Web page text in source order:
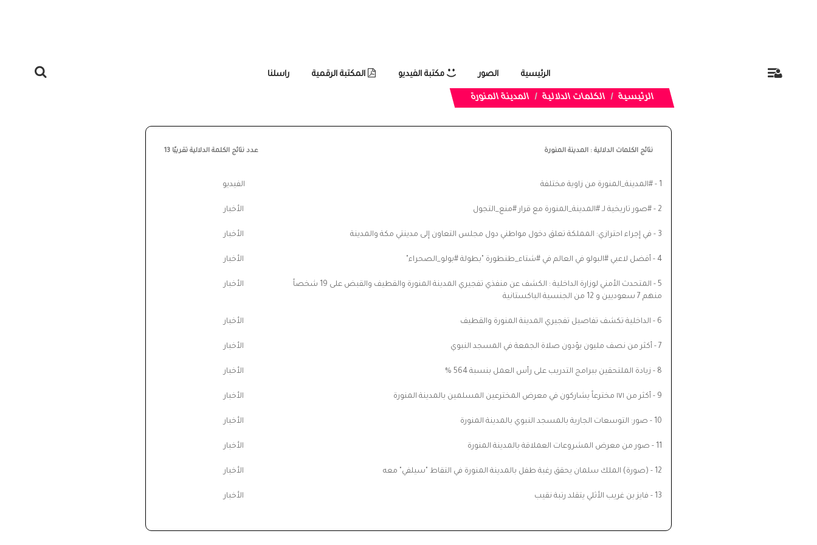
الرئيسية الصور مكتبة الفيديو المكتبة الرقمية راسلنا
الرئيسية الكلمات الدلالية المدينة المنورة
نتائج الكلمات الدلالية : المدينة المنورة عدد نتائج الكلمة الدلالية تقريبًا 13
1 - #المدينة_المنورة من زاوية مختلفة الفيديو
2 - #صور تاريخية لـ #المدينة_المنورة مع قرار #منع_التجول الأخبار
3 - في إجراء احترازي: المملكة تعلق دخول مواطني دول مجلس التعاون إلى مدينتي مكة والمدينة الأخبار
4 - أفضل لاعبي #البولو في العالم في #شتاء_طنطورة "بطولة #بولو_الصحراء" الأخبار
5 -
المتحدث الأمني لوزارة الداخلية : الكشف عن منفذي تفجيري المدينة المنورة والقطيف والقبض على 19 شخصاً
منهم 7 سعوديين و 12 من الجنسية الباكستانية
الأخبار
6 - الداخلية تكشف تفاصيل تفجيري المدينة المنورة والقطيف الأخبار
7 - أكثر من نصف مليون يؤدون صلاة الجمعة في المسجد النبوي الأخبار
8 - زيادة الملتحقين ببرامج التدريب على رأس العمل بنسبة 564 % الأخبار
9 - أكثر من ١٧١ مخترعاً يشاركون في معرض المخترعين المسلمين بالمدينة المنورة الأخبار
10 - صور: التوسعات الجارية بالمسجد النبوي بالمدينة المنورة الأخبار
11 - صور من معرض المشروعات العملاقة بالمدينة المنورة الأخبار
12 - (صورة) الملك سلمان يحقق رغبة طفل بالمدينة المنورة في التقاط "سيلفي" معه الأخبار
13 - فايز بن غريب الأثلي يتقلد رتبة نقيب الأخبار